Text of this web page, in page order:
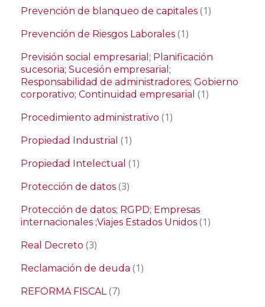
Prevención de blanqueo de capitales (1)
Prevención de Riesgos Laborales (1)
Previsión social empresarial; Planificación
sucesoria; Sucesión empresarial;
Responsabilidad de administradores; Gobierno
corporativo; Continuidad empresarial (1)
Procedimiento administrativo (1)
Propiedad Industrial (1)
Propiedad Intelectual (1)
Protección de datos (3)
Protección de datos; RGPD; Empresas
internacionales ;Viajes Estados Unidos (1)
Real Decreto (3)
Reclamación de deuda (1)
REFORMA FISCAL(7)